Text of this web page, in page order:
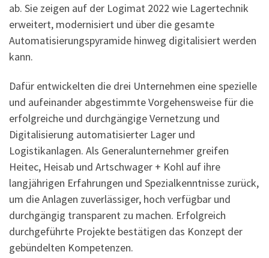
ab. Sie zeigen auf der Logimat 2022 wie Lagertechnik
erweitert, modernisiert und über die gesamte
Automatisierungspyramide hinweg digitalisiert werden
kann.
Dafür entwickelten die drei Unternehmen eine spezielle
und aufeinander abgestimmte Vorgehensweise für die
erfolgreiche und durchgängige Vernetzung und
Digitalisierung automatisierter Lager und
Logistikanlagen. Als Generalunternehmer greifen
Heitec, Heisab und Artschwager + Kohl auf ihre
langjährigen Erfahrungen und Spezialkenntnisse zurück,
um die Anlagen zuverlässiger, hoch verfügbar und
durchgängig transparent zu machen. Erfolgreich
durchgeführte Projekte bestätigen das Konzept der
gebündelten Kompetenzen.